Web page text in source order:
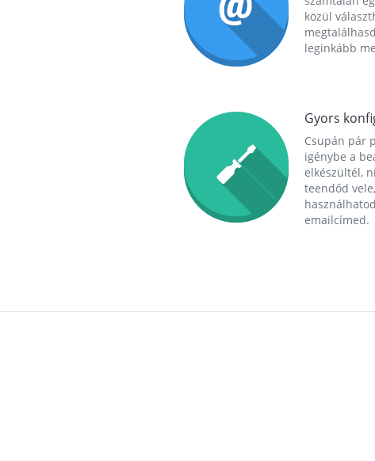
közül
leginkább
Gyors
Csupán pár
igénybe a
elkészültél,
teendőd
emailcímed.